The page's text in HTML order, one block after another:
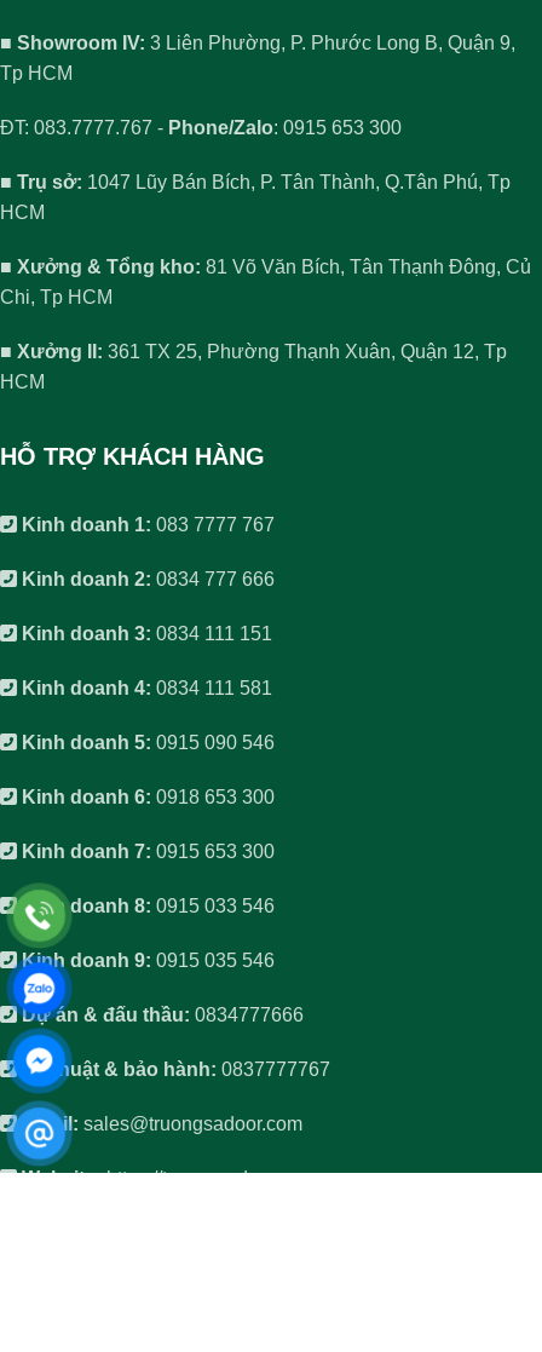
■ Showroom IV: 3 Liên Phường, P. Phước Long B, Quận 9,
Tp HCM
ĐT: 083.7777.767 - Phone/Zalo: 0915 653 300
■ Trụ sở: 1047 Lũy Bán Bích, P. Tân Thành, Q.Tân Phú, Tp
HCM
■ Xưởng & Tổng kho: 81 Võ Văn Bích, Tân Thạnh Đông, Củ
Chi, Tp HCM
■ Xưởng II: 361 TX 25, Phường Thạnh Xuân, Quận 12, Tp
HCM
HỖ TRỢ KHÁCH HÀNG
Kinh doanh 1: 083 7777 767
Kinh doanh 2: 0834 777 666
Kinh doanh 3: 0834 111 151
Kinh doanh 4: 0834 111 581
Kinh doanh 5: 0915 090 546
Kinh doanh 6: 0918 653 300
Kinh doanh 7: 0915 653 300
Kinh doanh 8: 0915 033 546
Kinh doanh 9: 0915 035 546
Dự án & đấu thầu: 0834777666
Kỹ thuật & bảo hành: 0837777767
Email: sales@truongsadoor.com
Website:https://truongsadoor.com